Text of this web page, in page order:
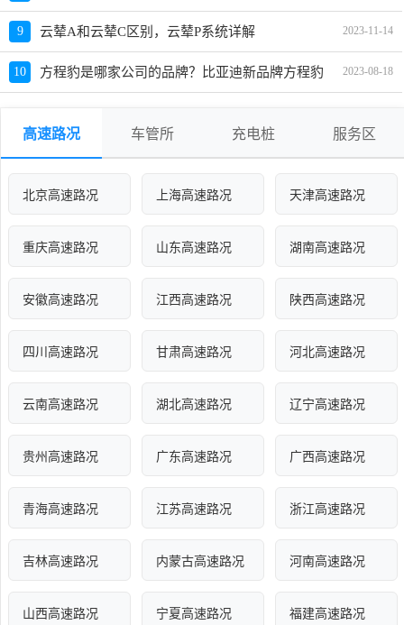
9 云辇A和云辇C区别，云辇P系统详解 2023-11-14
10 方程豹是哪家公司的品牌？比亚迪新品牌方程豹 2023-08-18
高速路况 车管所 充电桩 服务区
北京高速路况 上海高速路况 天津高速路况
重庆高速路况 山东高速路况 湖南高速路况
安徽高速路况 江西高速路况 陕西高速路况
四川高速路况 甘肃高速路况 河北高速路况
云南高速路况 湖北高速路况 辽宁高速路况
贵州高速路况 广东高速路况 广西高速路况
青海高速路况 江苏高速路况 浙江高速路况
吉林高速路况 内蒙古高速路况 河南高速路况
山西高速路况 宁夏高速路况 福建高速路况